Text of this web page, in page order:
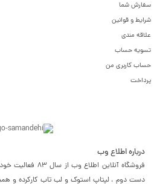
سفارش شما
شرایط و قوانین
علاقه مندی
تسویه حساب
حساب کاربری من
پرداخت
درباره اطلاع وب
فروشگاه آنلاین
دست دوم ، لپتاپ استوک و لب تاب کارکرده و